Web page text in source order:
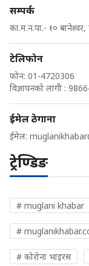
सम्पर्क
का.म.न.पा.- १० बानेश्वर,
टेलिफोन
फोन: 01-4720306
विज्ञापनको लागी :
ईमेल ठेगाना
ईमेल:
ट्रेण्डिङ
# muglani khabar
#
# कोरोना भाइरस